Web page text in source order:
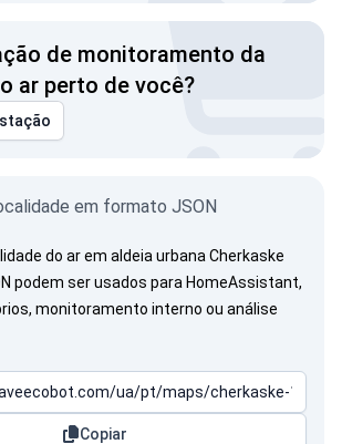
de monitoramento da
ar perto de você?
em formato JSON
do ar em aldeia urbana Cherkaske
podem ser usados para HomeAssistant,
monitoramento interno ou análise
Copiar